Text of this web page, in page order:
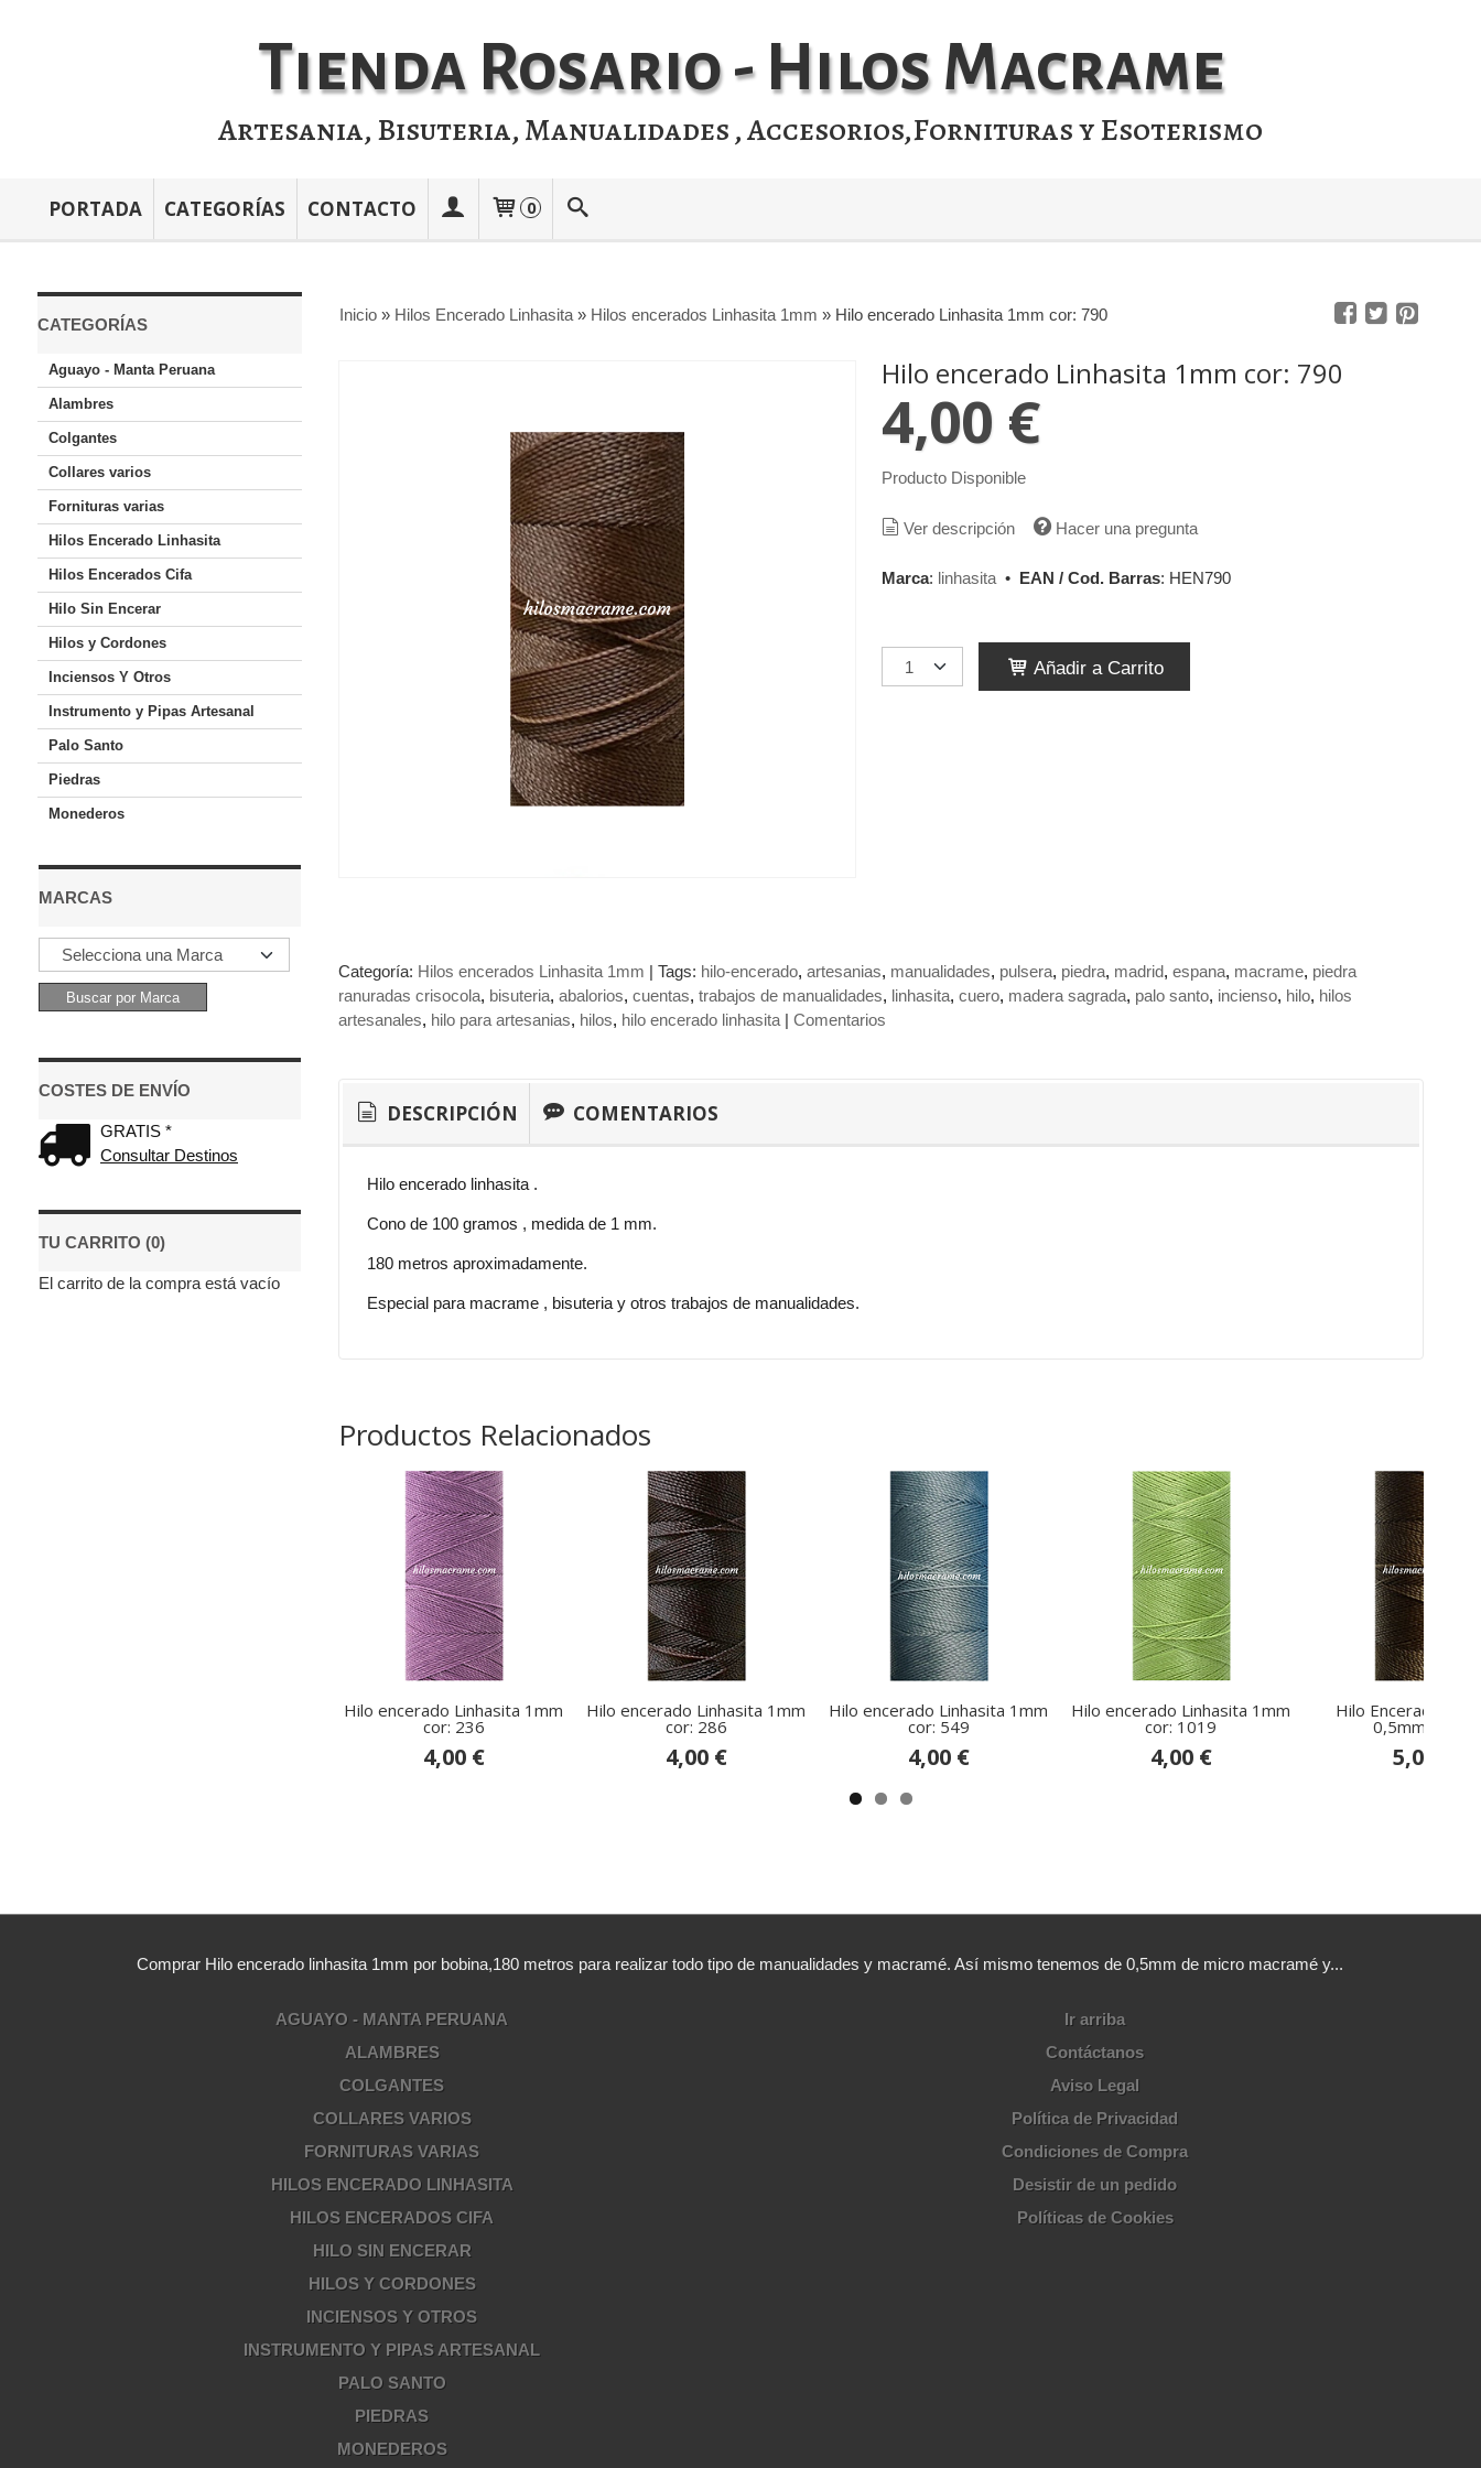
Tienda Rosario - Hilos Macrame
Artesania, Bisuteria, Manualidades , Accesorios,Fornituras y Esoterismo
PORTADA CATEGORÍAS CONTACTO 0
CATEGORÍAS
Aguayo - Manta Peruana
Alambres
Colgantes
Collares varios
Fornituras varias
Hilos Encerado Linhasita
Hilos Encerados Cifa
Hilo Sin Encerar
Hilos y Cordones
Inciensos Y Otros
Instrumento y Pipas Artesanal
Palo Santo
Piedras
Monederos
MARCAS
COSTES DE ENVÍO
GRATIS *
Consultar Destinos
TU CARRITO (0)
El carrito de la compra está vacío
Inicio» Hilos Encerado Linhasita» Hilos encerados Linhasita 1mm » Hilo encerado Linhasita 1mm cor: 790
Hilo encerado Linhasita 1mm cor: 790
4,00 €
Producto Disponible
Ver descripción Hacer una pregunta
Marca: linhasita• EAN / Cod. Barras: HEN790
Añadir a Carrito
Categoría: Hilos encerados Linhasita 1mm | Tags: hilo-encerado artesanias manualidades pulsera piedra madrid espana macrame piedra
ranuradas crisocola bisuteria abalorios cuentas trabajos de manualidades linhasita cuero madera sagrada palo santo incienso hilo hilos
artesanales hilo para artesanias hilos hilo encerado linhasita | Comentarios
DESCRIPCIÓN COMENTARIOS
Hilo encerado linhasita .
Cono de 100 gramos , medida de 1 mm.
180 metros aproximadamente.
Especial para macrame , bisuteria y otros trabajos de manualidades.
Productos Relacionados
Hilo encerado Linhasita 1mm
cor: 236
4,00 €
Hilo encerado Linhasita 1mm
cor: 286
4,00 €
Hilo encerado Linhasita 1mm
cor: 549
4,00 €
Hilo encerado Linhasita 1mm
cor: 1019
4,00 €
Hilo Encerado
0,5mm para...
5,00 €
Comprar Hilo encerado linhasita 1mm por bobina,180 metros para realizar todo tipo de manualidades y macramé. Así mismo tenemos de 0,5mm de micro macramé y...
AGUAYO - MANTA PERUANA
ALAMBRES
COLGANTES
COLLARES VARIOS
FORNITURAS VARIAS
HILOS ENCERADO LINHASITA
HILOS ENCERADOS CIFA
HILO SIN ENCERAR
HILOS Y CORDONES
INCIENSOS Y OTROS
INSTRUMENTO Y PIPAS ARTESANAL
PALO SANTO
PIEDRAS
MONEDEROS
Ir arriba
Contáctanos
Aviso Legal
Política de Privacidad
Condiciones de Compra
Desistir de un pedido
Políticas de Cookies